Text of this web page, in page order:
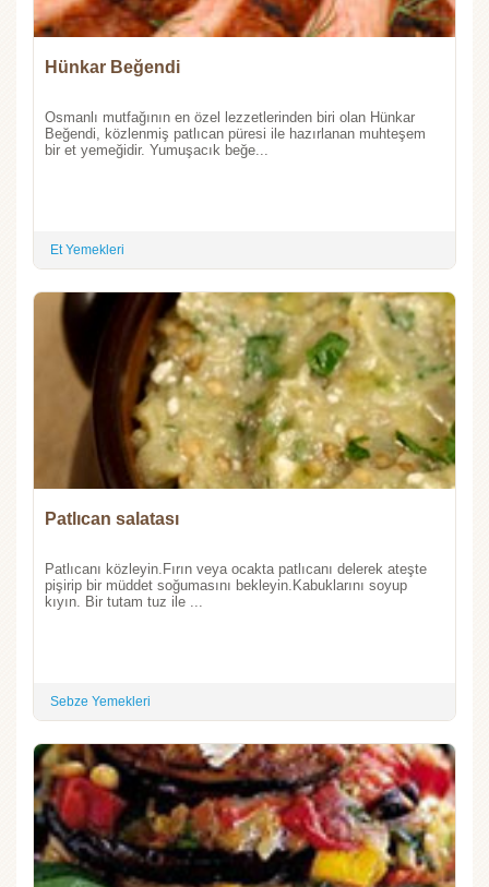
Hünkar Beğendi
Osmanlı mutfağının en özel lezzetlerinden biri olan Hünkar
Beğendi, közlenmiş patlıcan püresi ile hazırlanan muhteşem
bir et yemeğidir. Yumuşacık beğe...
Et Yemekleri
Patlıcan salatası
Patlıcanı közleyin.Fırın veya ocakta patlıcanı delerek ateşte
pişirip bir müddet soğumasını bekleyin.Kabuklarını soyup
kıyın. Bir tutam tuz ile ...
Sebze Yemekleri